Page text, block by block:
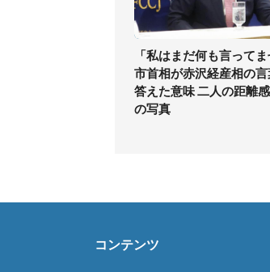
「私はまだ何も言って
市首相が赤沢経産相の言
答えた意味 二人の距離
の写真
コンテンツ